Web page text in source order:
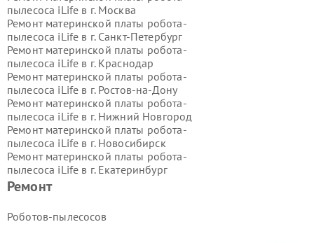
Ремонт
Роботов-пылесосов
пылесоса iLife в г. Москва
Ремонт материнской платы робота-
пылесоса iLife в г. Санкт-Петербург
Ремонт материнской платы робота-
пылесоса iLife в г. Краснодар
Ремонт материнской платы робота-
пылесоса iLife в г. Ростов-на-Дону
Ремонт материнской платы робота-
пылесоса iLife в г. Нижний Новгород
Ремонт материнской платы робота-
пылесоса iLife в г. Новосибирск
Ремонт материнской платы робота-
пылесоса iLife в г. Екатеринбург
Ремонт материнской платы робота-
пылесоса iLife в г.
Ремонт материнской платы робота-
пылесоса iLife в г.Воронеж